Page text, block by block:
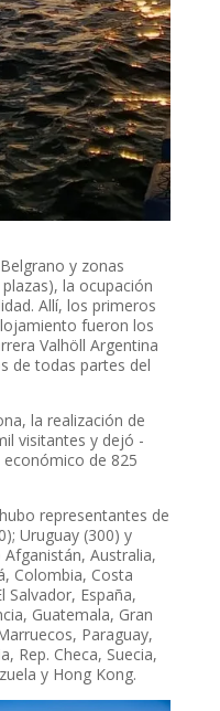
y zonas
la ocupación
Allí, los primeros
fueron los
Valhöll Argentina
de todas partes del
la realización de
visitantes y dejó -
de 825
representantes de
Uruguay (300) y
Australia,
Colombia, Costa
Salvador, España,
Guatemala, Gran
Paraguay,
Rep. Checa, Suecia,
y Hong Kong.